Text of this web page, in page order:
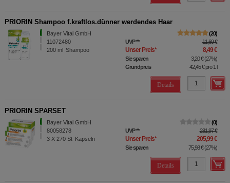
PRIORIN Shampoo f.kraftlos.dünner werdendes Haar
Bayer Vital GmbH
11072480
200 ml Shampoo
20
UVP** 11,69 €
Unser Preis* 8,49 €
Sie sparen 3,20 €(27%)
Grundpreis
42,45 €pro 1 l
Details
PRIORIN SPARSET
Bayer Vital GmbH
80058278
3 X 270 St Kapseln
0
UVP** 281,97 €
Unser Preis* 205,99 €
Sie sparen 75,98 €(27%)
Details